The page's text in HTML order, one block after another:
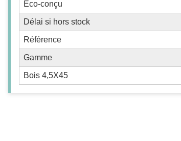
Eco-conçu
Délai si hors stock
Référence
Gamme
Bois 4,5X45